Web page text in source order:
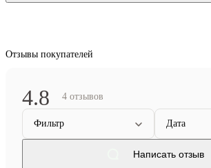
Отзывы покупателей
4.8 4 отзывов
Фильтр Дата
Написать отзыв